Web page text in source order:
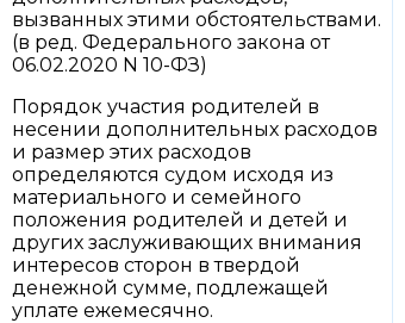
вызванных этими обстоятельствами.
(в ред. Федерального закона от
06.02.2020 N 10-ФЗ)
Порядок участия родителей в
несении дополнительных расходов
и размер этих расходов
определяются судом исходя из
материального и семейного
положения родителей и детей и
других заслуживающих внимания
интересов сторон в твердой
денежной сумме, подлежащей
уплате ежемесячно.